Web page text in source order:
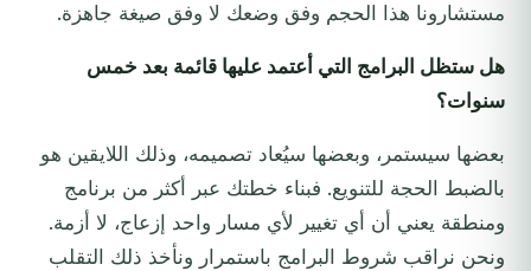
مستشارونا هذا الحجم وفق وضعك لا وفق صيغة جاهزة.
هل ستظل البرامج التي أعتمد عليها قائمة بعد خمس
سنوات؟
بعضها سيستمر، وبعضها سيُعاد تصميمه، وذلك اللايقين هو
بالضبط الحجة للتنويع. فبناء خطتك عبر أكثر من برنامج
ومنطقة يعني أن أي تغيير لأي مسار واحد إزعاج، لا أزمة.
ونحن نراقب شروط البرامج باستمرار ونأخذ ذلك التقلب